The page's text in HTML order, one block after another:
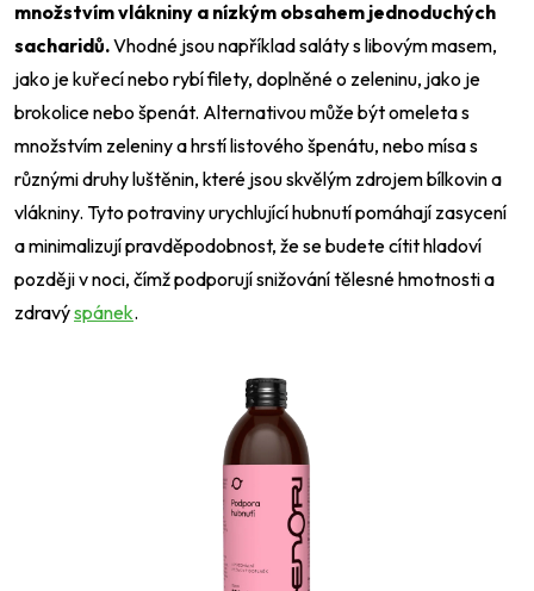
množstvím vlákniny a nízkým obsahem jednoduchých
sacharidů.Vhodné jsou například saláty s libovým masem,
jako je kuřecí nebo rybí filety, doplněné o zeleninu, jako je
brokolice nebo špenát. Alternativou může být omeleta s
množstvím zeleniny a hrstí listového špenátu, nebo mísa s
různými druhy luštěnin, které jsou skvělým zdrojem bílkovin a
vlákniny. Tyto potraviny urychlující hubnutí pomáhají zasycení
a minimalizují pravděpodobnost, že se budete cítit hladoví
později v noci, čímž podporují snižování tělesné hmotnosti a
zdravýspánek.